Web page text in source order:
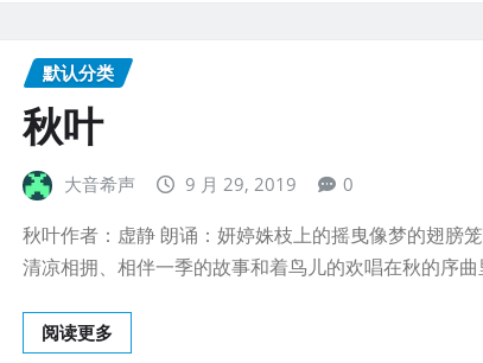
默认分类
秋叶
大音希声 9 月 29, 2019 0
秋叶作者：虚静 朗诵：妍婷姝枝上的摇曳像梦的翅膀
清凉相拥、相伴一季的故事和着鸟儿的欢唱在秋的序
阅读更多